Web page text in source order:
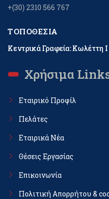
+(30) 2310 566 767
ΤΟΠΟΘΕΣΊΑ
Κεντρικά Γραφεία: Κωλέττη
Χρήσιμα
Εταιρικό Προφίλ
Πελάτες
Εταιρικά Νέα
Θέσεις Εργασίας
Επικοινωνία
Πολιτική Απορρήτου &